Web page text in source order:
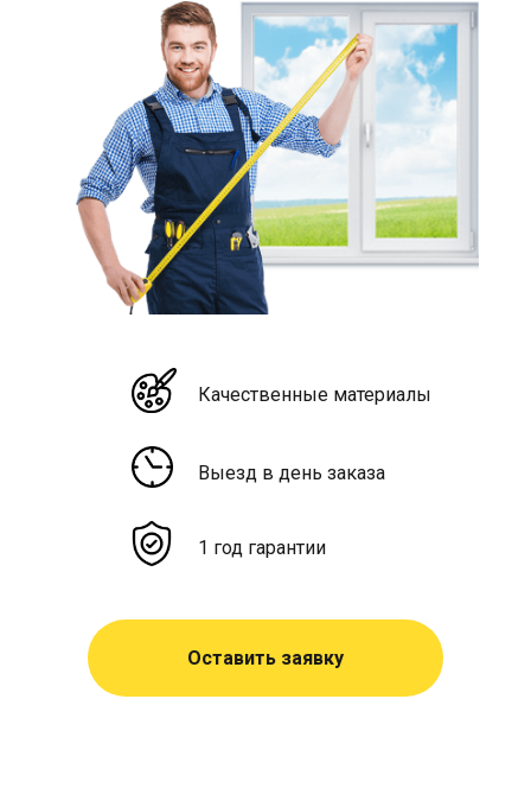
Выезд в день заказа
Качественные материалы
1 год гарантии
Оставить заявку